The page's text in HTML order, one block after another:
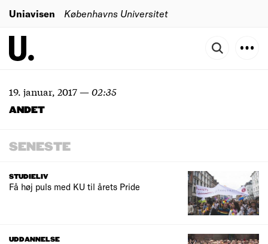
Uniavisen Københavns Universitet
19. januar, 2017—02:35
ANDET
SENESTE
STUDIELIV
Få høj puls med KU til årets Pride
UDDANNELSE